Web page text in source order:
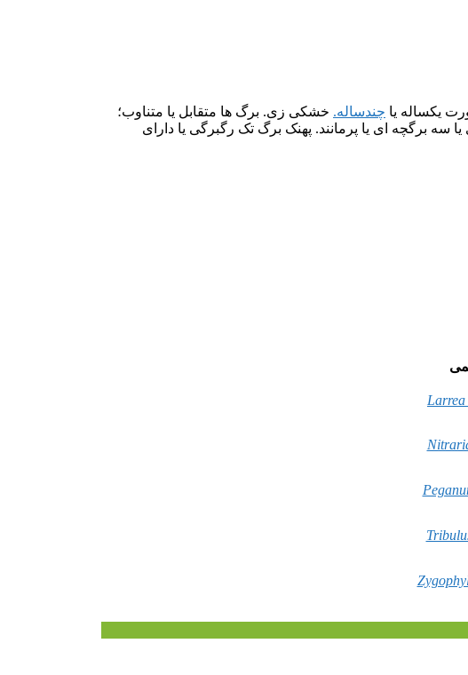
یکساله یا چندساله. خشکی زی. برگ ها متقابل یا متناوب؛
سه برگچه ای یا پرمانند. پهنک برگ تک رگبرگی یا دارای